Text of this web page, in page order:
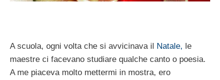
A scuola, ogni volta che si avvicinava il Natale, le
maestre ci facevano studiare qualche canto o poesia.
A me piaceva molto mettermi in mostra, ero